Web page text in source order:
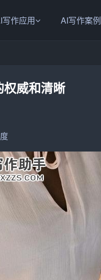
写作应用 AI写作案例
威和清晰